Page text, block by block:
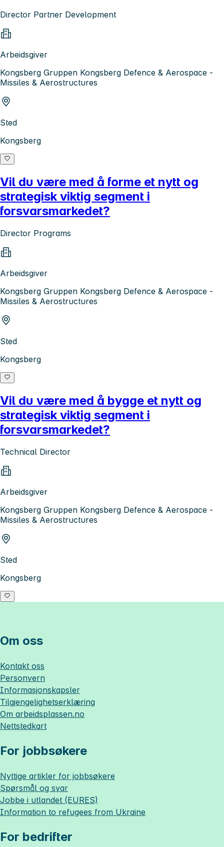
Director Partner Development
Arbeidsgiver
Kongsberg Gruppen Kongsberg Defence & Aerospace -
Missiles & Aerostructures
Sted
Kongsberg
Vil du være med å forme et nytt og
strategisk viktig segment i
forsvarsmarkedet?
Director Programs
Arbeidsgiver
Kongsberg Gruppen Kongsberg Defence & Aerospace -
Missiles & Aerostructures
Sted
Kongsberg
Vil du være med å bygge et nytt og
strategisk viktig segment i
forsvarsmarkedet?
Technical Director
Arbeidsgiver
Kongsberg Gruppen Kongsberg Defence & Aerospace -
Missiles & Aerostructures
Sted
Kongsberg
Om oss
Kontakt oss
Personvern
Informasjonskapsler
Tilgjengelighetserklæring
Om arbeidsplassen.no
Nettstedkart
For jobbsøkere
Nyttige artikler for jobbsøkere
Spørsmål og svar
Jobbe i utlandet (EURES)
Information to refugees from Ukraine
For bedrifter